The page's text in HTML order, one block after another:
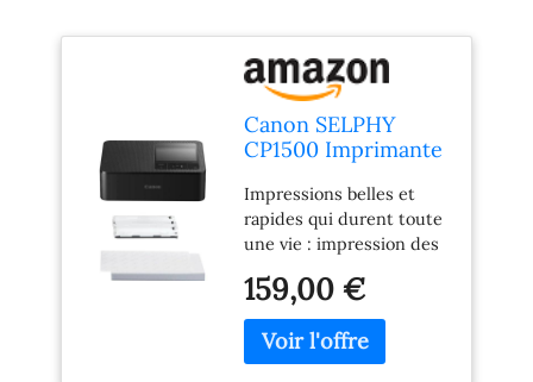
Canon SELPHY
CP1500 Imprimante
kit de Papier, Noir,
imprimante
Bluetooth sans Fil,
avec Accessoires,
compacte et légère,
Mi 54 Feuilles de
Papier au Format
Impressions belles et
rapides qui durent toute
une vie : impression des
professionnelle avec 16,7
millions de couleurs. La
technologie de
sublimation des couleurs
159,00 €